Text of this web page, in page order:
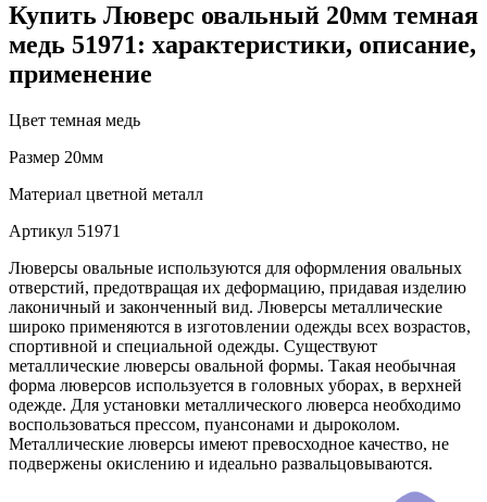
Купить Люверс овальный 20мм темная
медь 51971: характеристики, описание,
применение
Цвет темная медь
Размер 20мм
Материал цветной металл
Артикул 51971
Люверсы овальные используются для оформления овальных
отверстий, предотвращая их деформацию, придавая изделию
лаконичный и законченный вид. Люверсы металлические
широко применяются в изготовлении одежды всех возрастов,
спортивной и специальной одежды. Существуют
металлические люверсы овальной формы. Такая необычная
форма люверсов используется в головных уборах, в верхней
одежде. Для установки металлического люверса необходимо
воспользоваться прессом, пуансонами и дыроколом.
Металлические люверсы имеют превосходное качество, не
подвержены окислению и идеально развальцовываются.